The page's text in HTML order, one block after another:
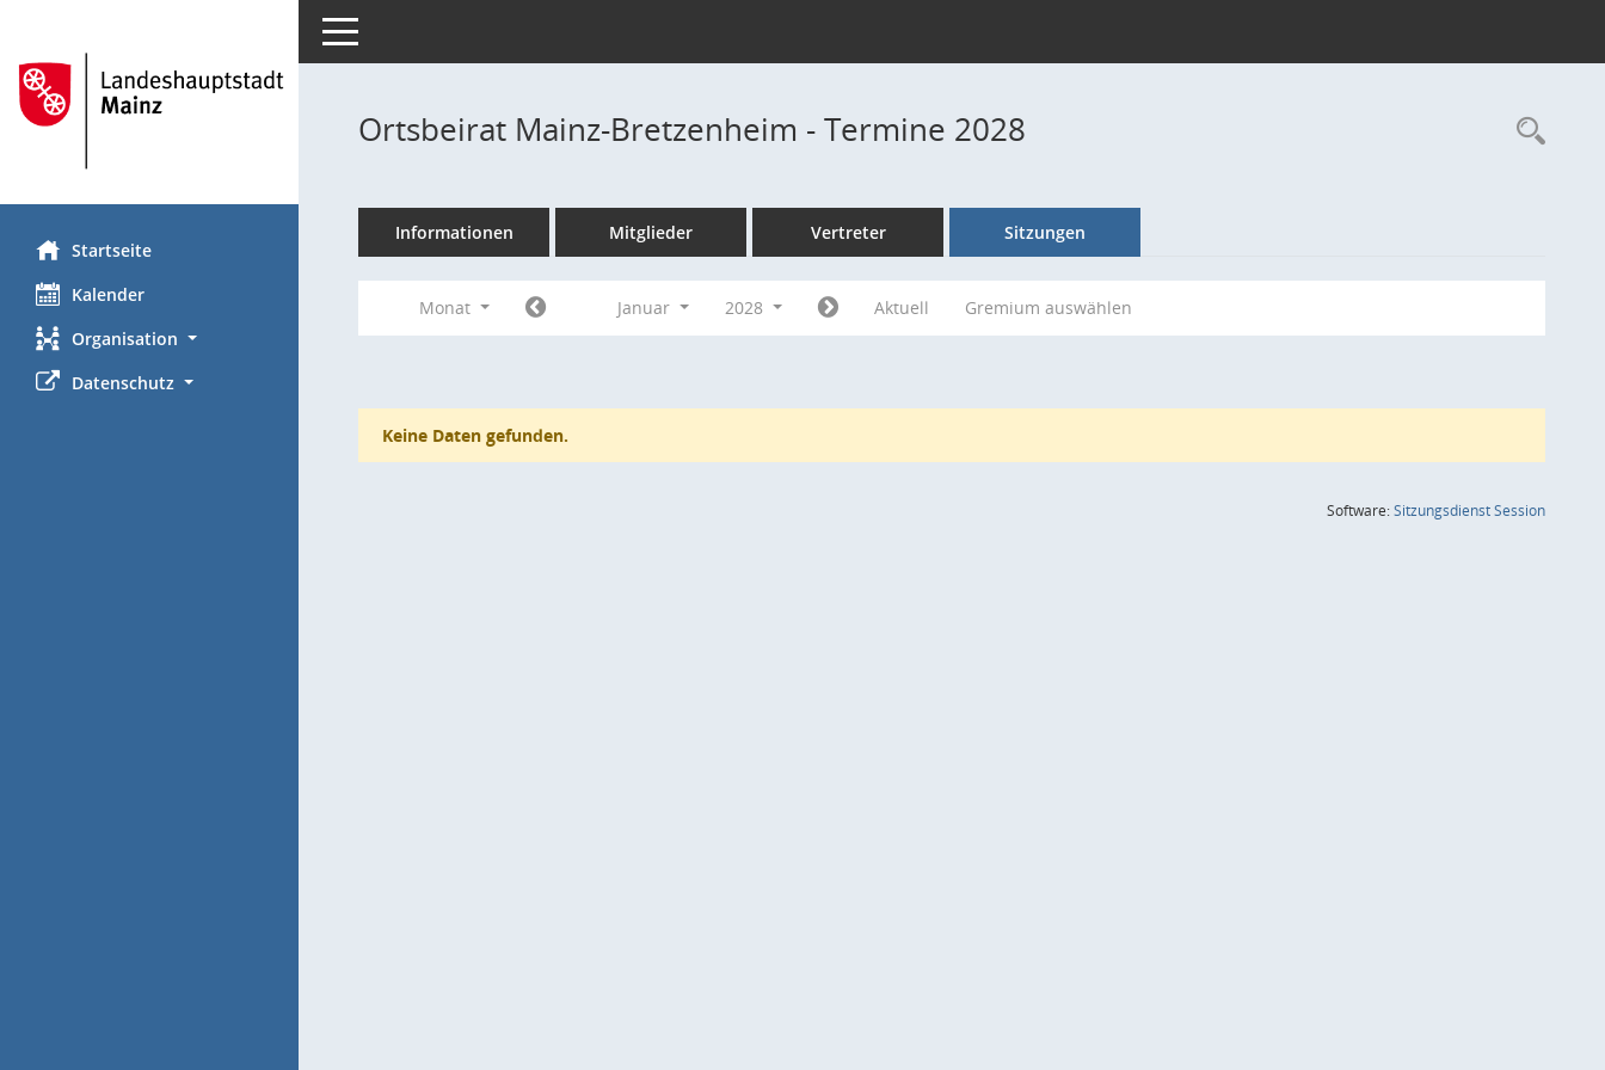
Startseite
Kalender
Organisation
Datenschutz
Toggle navigation
Ortsbeirat Mainz-Bretzenheim - Termine 2028
Informationen Mitglieder Vertreter Sitzungen
Monat Januar 2028 Aktuell Gremium auswählen
Keine Daten gefunden.
Software:SitzungsdienstSession(Wird in